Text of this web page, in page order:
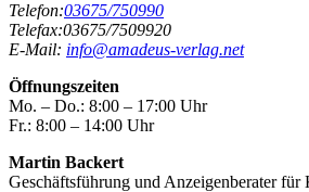
Telefon:03675/750990
Telefax:03675/7509920
E-Mail: info@amadeus-verlag.net
Öffnungszeiten
Mo. – Do.: 8:00 – 17:00 Uhr
Fr.: 8:00 – 14:00 Uhr
Martin Backert
Geschäftsführung und Anzeigenberater